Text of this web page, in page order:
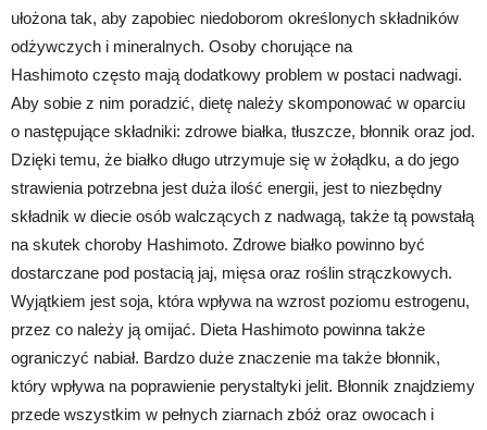
ułożona tak, aby zapobiec niedoborom określonych składników
odżywczych i mineralnych. Osoby chorujące na
Hashimoto często mają dodatkowy problem w postaci nadwagi.
Aby sobie z nim poradzić, dietę należy skomponować w oparciu
o następujące składniki: zdrowe białka, tłuszcze, błonnik oraz jod.
Dzięki temu, że białko długo utrzymuje się w żołądku, a do jego
strawienia potrzebna jest duża ilość energii, jest to niezbędny
składnik w diecie osób walczących z nadwagą, także tą powstałą
na skutek choroby Hashimoto. Zdrowe białko powinno być
dostarczane pod postacią jaj, mięsa oraz roślin strączkowych.
Wyjątkiem jest soja, która wpływa na wzrost poziomu estrogenu,
przez co należy ją omijać. Dieta Hashimoto powinna także
ograniczyć nabiał. Bardzo duże znaczenie ma także błonnik,
który wpływa na poprawienie perystaltyki jelit. Błonnik znajdziemy
przede wszystkim w pełnych ziarnach zbóż oraz owocach i